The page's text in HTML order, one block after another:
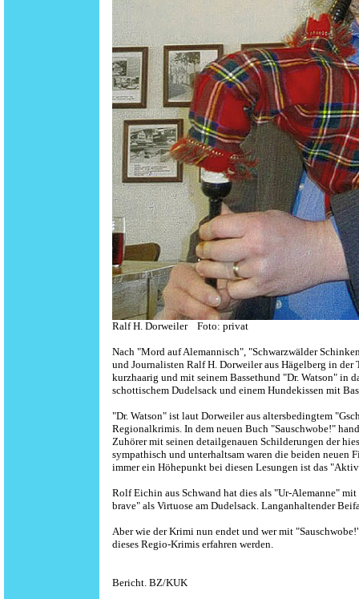
Ralf H. Dorweiler Foto: privat
Nach "Mord auf Alemannisch", "Schwarzwälder
und Journalisten Ralf H. Dorweiler aus Hägelberg in
kurzhaarig und mit seinem Bassethund "Dr. Watson" in
schottischem Dudelsack und einem Hundekissen mit
"Dr. Watson" ist laut Dorweiler aus altersbedingtem
Regionalkrimis. In dem neuen Buch "Sauschwobe!"
Zuhörer mit seinen detailgenauen Schilderungen der
sympathisch und unterhaltsam waren die beiden neuen
immer ein Höhepunkt bei diesen Lesungen ist das
Rolf Eichin aus Schwand hat dies als "Ur-Alemanne"
brave" als Virtuose am Dudelsack. Langanhaltender
Aber wie der Krimi nun endet und wer mit
dieses Regio-Krimis erfahren werden.
Bericht. BZ/KUK